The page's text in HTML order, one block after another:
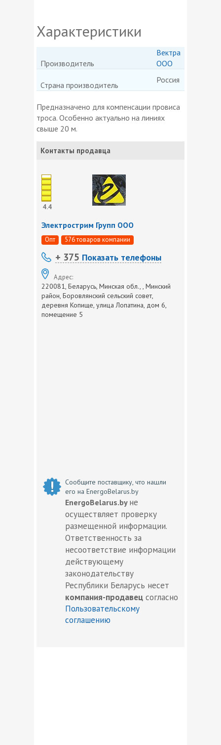
Характеристики
Производитель
Вектра
ООО
Страна производитель
Россия
Предназначено для компенсации провиса
троса. Особенно актуально на линиях
свыше 20 м.
Контакты продавца
4.4
Электрострим Групп ООО
Опт 576 товаров компании
+ 375 Показать телефоны
Адрес:
220081, Беларусь, Минская обл., , Минский
район, Боровлянский сельский совет,
деревня Копище, улица Лопатина, дом 6,
помещение 5
Сообщите поставщику, что нашли
его на EnergoBelarus.by
EnergoBelarus.by не
осуществляет проверку
размещенной информации.
Ответственность за
несоответствие информации
действующему
законодательству
Республики Беларусь несет
компания-продавец согласно
Пользовательскому
соглашению